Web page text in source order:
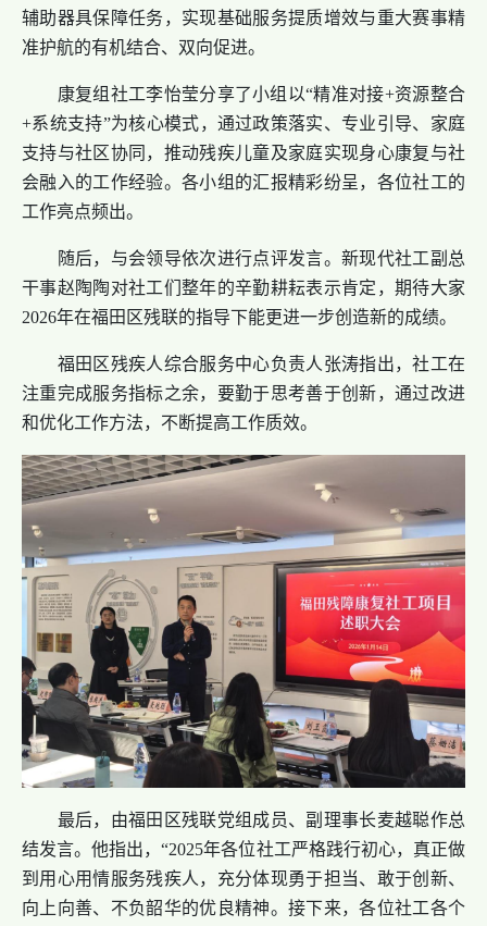
辅助器具保障任务，实现基础服务提质增效与重大赛事精
准护航的有机结合、双向促进。
康复组社工李怡莹分享了小组以“精准对接+资源整合
+系统支持”为核心模式，通过政策落实、专业引导、家庭
支持与社区协同，推动残疾儿童及家庭实现身心康复与社
会融入的工作经验。各小组的汇报精彩纷呈，各位社工的
工作亮点频出。
随后，与会领导依次进行点评发言。新现代社工副总
干事赵陶陶对社工们整年的辛勤耕耘表示肯定，期待大家
2026年在福田区残联的指导下能更进一步创造新的成绩。
福田区残疾人综合服务中心负责人张涛指出，社工在
注重完成服务指标之余，要勤于思考善于创新，通过改进
和优化工作方法，不断提高工作质效。
最后，由福田区残联党组成员、副理事长麦越聪作总
结发言。他指出，“2025年各位社工严格践行初心，真正做
到用心用情服务残疾人，充分体现勇于担当、敢于创新、
向上向善、不负韶华的优良精神。接下来，各位社工各个